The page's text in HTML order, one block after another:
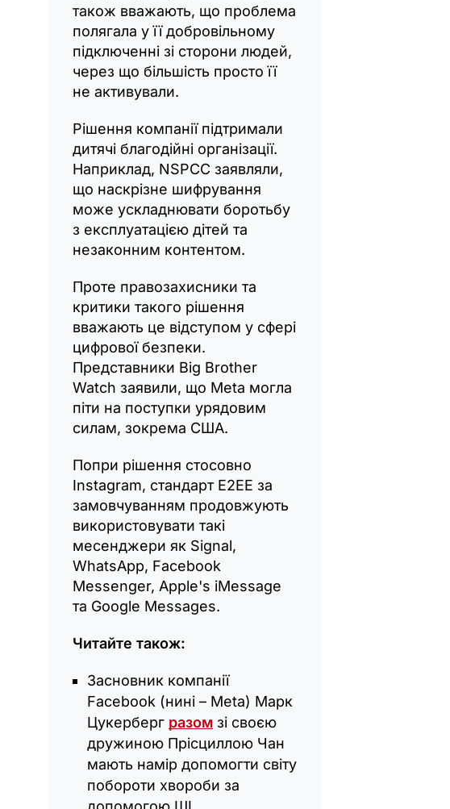
також вважають, що проблема
полягала у її добровільному
підключенні зі сторони людей,
через що більшість просто її
не активували.
Рішення компанії підтримали
дитячі благодійні організації.
Наприклад, NSPCC заявляли,
що наскрізне шифрування
може ускладнювати боротьбу
з експлуатацією дітей та
незаконним контентом.
Проте правозахисники та
критики такого рішення
вважають це відступом у сфері
цифрової безпеки.
Представники Big Brother
Watch заявили, що Meta могла
піти на поступки урядовим
силам, зокрема США.
Попри рішення стосовно
Instagram, стандарт Е2ЕЕ за
замовчуванням продовжують
використовувати такі
месенджери як Signal,
WhatsApp, Facebook
Messenger, Apple's iMessage
та Google Messages.
Читайте також:
Засновник компанії
Facebook (нині – Meta) Марк
Цукерберг разом зі своєю
дружиною Прісциллою Чан
мають намір допомогти світу
побороти хвороби за